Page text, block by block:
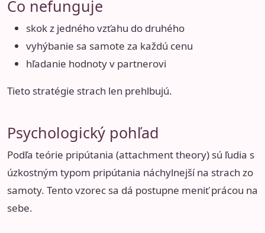
Čo nefunguje
skok z jedného vzťahu do druhého
vyhýbanie sa samote za každú cenu
hľadanie hodnoty v partnerovi
Tieto stratégie strach len prehlbujú.
Psychologický pohľad
Podľa teórie pripútania (attachment theory) sú ľudia s
úzkostným typom pripútania náchylnejší na strach zo
samoty. Tento vzorec sa dá postupne meniť prácou na
sebe.